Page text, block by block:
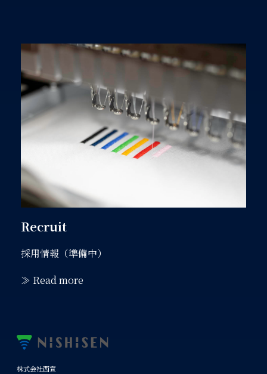
Recruit
採用情報（準備中）
≫ Read more
株式会社西宣